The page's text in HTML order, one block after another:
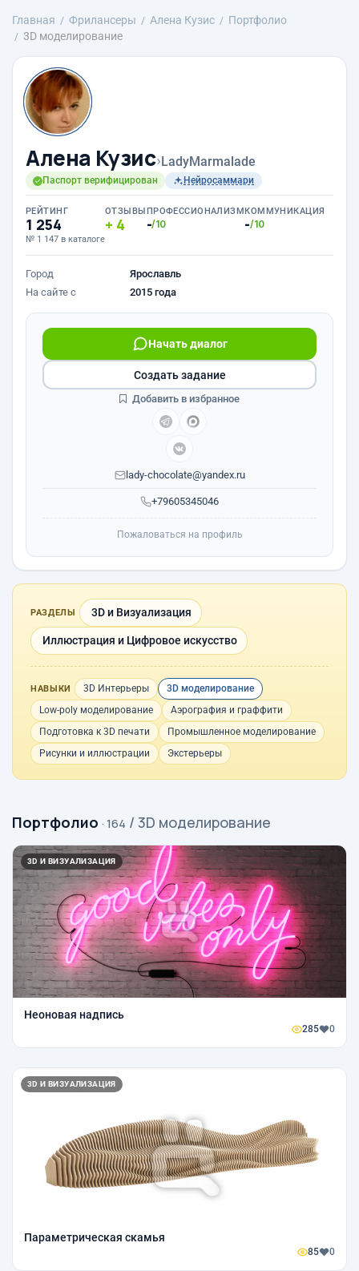
Главная Фрилансеры Алена Кузис
Портфолио
3D моделирование
Алена Кузис›LadyMarmalade
Паспорт верифицирован Нейросаммари
РЕЙТИНГ
1 254
№ 1 147 в каталоге
ОТЗЫВЫ
4
ПРОФЕССИОНАЛИЗМ
-/10
КОММУНИКАЦИЯ
-/10
Город
Ярославль
На сайте с
2015 года
+79605345046
Начать диалог
lady-chocolate@yandex.ru
Создать задание
Добавить в избранное
Пожаловаться на профиль
РАЗДЕЛЫ 3D и Визуализация
Иллюстрация и Цифровое искусство
НАВЫКИ 3D Интерьеры
3D моделирование
Low-poly моделирование
Аэрография и граффити
Подготовка к 3D печати
Промышленное моделирование
Рисунки и иллюстрации
Экстерьеры
Портфолио · 164 / 3D моделирование
3D И ВИЗУАЛИЗАЦИЯ
Неоновая надпись
285 0
3D И ВИЗУАЛИЗАЦИЯ
Параметрическая скамья
85 0